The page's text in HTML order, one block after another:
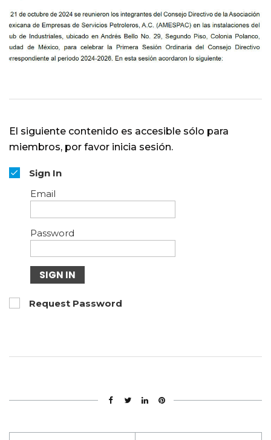
El siguiente contenido es accesible sólo para
miembros, por favor inicia sesión.
Sign In
Email
Password
SIGN IN
Request Password